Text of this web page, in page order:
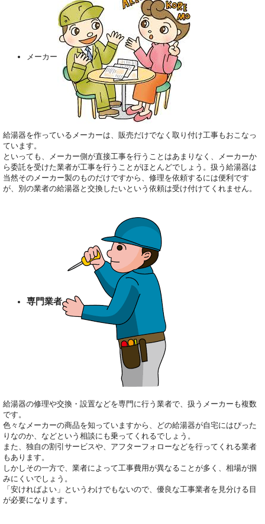
メーカー
給湯器を作っているメーカーは、販売だけでなく取り付け工事もおこなっ
ています。
といっても、メーカー側が直接工事を行うことはあまりなく、メーカーか
ら委託を受けた業者が工事を行うことがほとんどでしょう。扱う給湯器は
当然そのメーカー製のものだけですから、修理を依頼するには便利です
が、別の業者の給湯器と交換したいという依頼は受け付けてくれません。
専門業者
給湯器の修理や交換・設置などを専門に行う業者で、扱うメーカーも複数
です。
色々なメーカーの商品を知っていますから、どの給湯器が自宅にはぴった
りなのか、などという相談にも乗ってくれるでしょう。
また、独自の割引サービスや、アフターフォローなどを行ってくれる業者
もあります。
しかしその一方で、業者によって工事費用が異なることが多く、相場が掴
みにくいでしょう。
「安ければよい」というわけでもないので、優良な工事業者を見分ける目
が必要になります。